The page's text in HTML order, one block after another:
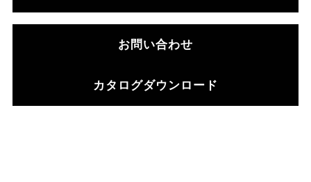
お問い合わせ
カタログダウンロード